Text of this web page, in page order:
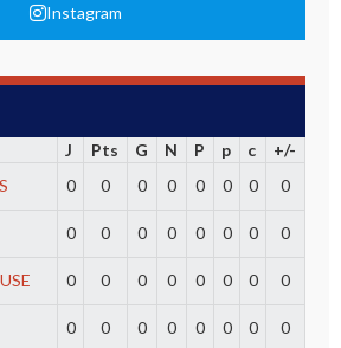
Instagram
J Pts G N P p c
+/-
0 0 0 0 0 0 0 0
0 0 0 0 0 0 0 0
0 0 0 0 0 0 0 0
0 0 0 0 0 0 0 0